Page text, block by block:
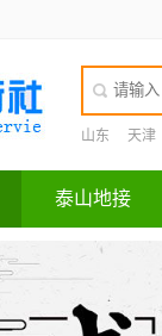
山东 天津
泰山地接